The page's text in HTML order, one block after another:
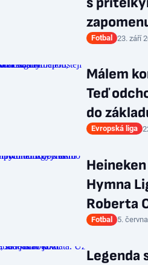
Fotbal 23. září
Málem
Teď
do
Evropská liga
Hymna
Roberta
Fotbal 5.
Legenda